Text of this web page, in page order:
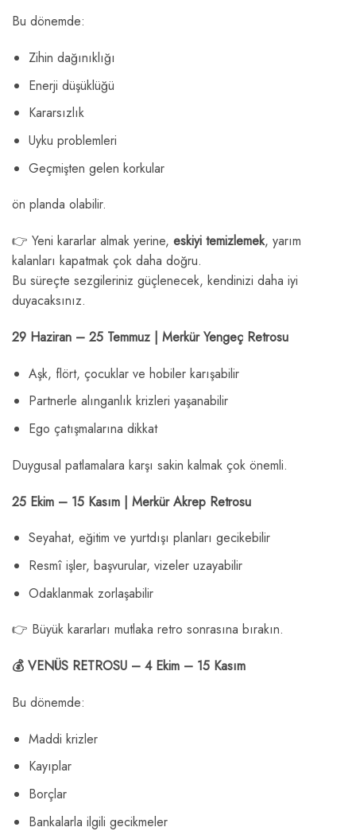
Bu dönemde:
Zihin dağınıklığı
Enerji düşüklüğü
Kararsızlık
Uyku problemleri
Geçmişten gelen korkular
ön planda olabilir.
👉 Yeni kararlar almak yerine, eskiyi temizlemek, yarım
kalanları kapatmak çok daha doğru.
Bu süreçte sezgileriniz güçlenecek, kendinizi daha iyi
duyacaksınız.
29 Haziran – 25 Temmuz | Merkür Yengeç Retrosu
Aşk, flört, çocuklar ve hobiler karışabilir
Partnerle alınganlık krizleri yaşanabilir
Ego çatışmalarına dikkat
Duygusal patlamalara karşı sakin kalmak çok önemli.
25 Ekim – 15 Kasım | Merkür Akrep Retrosu
Seyahat, eğitim ve yurtdışı planları gecikebilir
Resmî işler, başvurular, vizeler uzayabilir
Odaklanmak zorlaşabilir
👉 Büyük kararları mutlaka retro sonrasına bırakın.
💰 VENÜS RETROSU – 4 Ekim – 15 Kasım
Bu dönemde:
Maddi krizler
Kayıplar
Borçlar
Bankalarla ilgili gecikmeler